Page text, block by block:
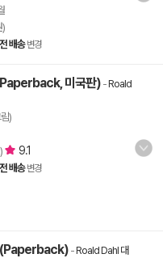
)
배송 변경
미국판)-Roald
)
9.1
배송 변경
-Roald Dahl 대